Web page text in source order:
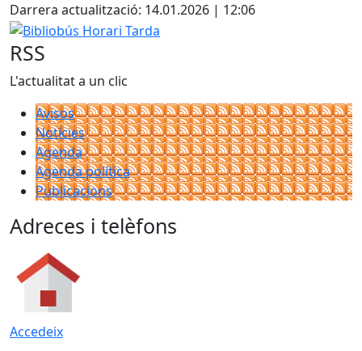
Darrera actualització: 14.01.2026 | 12:06
Bibliobús Horari Tarda
RSS
L'actualitat a un clic
Avisos
Notícies
Agenda
Agenda política
Publicacions
Adreces i telèfons
Accedeix